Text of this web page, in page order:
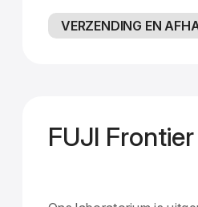
VERZENDING EN
FUJI Frontier